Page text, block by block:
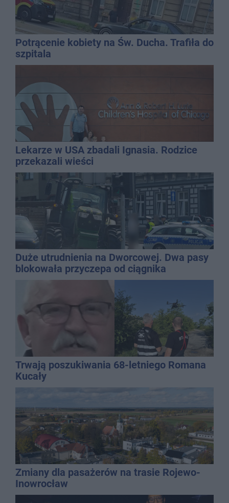
Potrącenie kobiety na Św. Ducha. Trafiła do
szpitala
Lekarze w USA zbadali Ignasia. Rodzice
przekazali wieści
Duże utrudnienia na Dworcowej. Dwa pasy
blokowała przyczepa od ciągnika
Trwają poszukiwania 68-letniego Romana
Kucały
Zmiany dla pasażerów na trasie Rojewo-
Inowrocław